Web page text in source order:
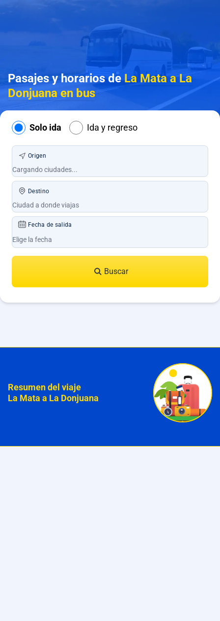
Pasajes y horarios deLa Mata a La
Donjuana en bus
Solo ida Ida y regreso
Origen
Destino
Fecha de salida
Buscar
Resumen del viaje
La Mata a La Donjuana